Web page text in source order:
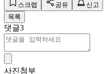
스크랩 공유
신고
목록
댓글3
사진첨부